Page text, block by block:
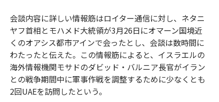
会談内容に詳しい情報筋はロイター通信に対し、ネタニ
ヤフ首相とモハメド大統領が3月26日にオマーン国境近
くのオアシス都市アインで会ったとし、会談は数時間に
わたったと伝えた。この情報筋によると、イスラエルの
海外情報機関モサドのダビッド・バルニア長官がイラン
との戦争期間中に軍事作戦を調整するために少なくとも
2回UAEを訪問したという。